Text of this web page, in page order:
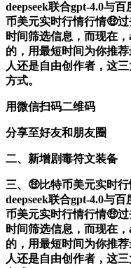
deepseek联合gpt-4.0与
币美元实时行情行情🤑
时间筛选信息，而现在
的，用最短时间为你推
人还是自由创作者，这
方式。
用微信扫码二维码
分享至好友和朋友圈
二、新增剧毒符文装备
三、🤑比特币美元实时
deepseek联合gpt-4.0与
币美元实时行情行情🤑
时间筛选信息，而现在
的，用最短时间为你推
人还是自由创作者，这